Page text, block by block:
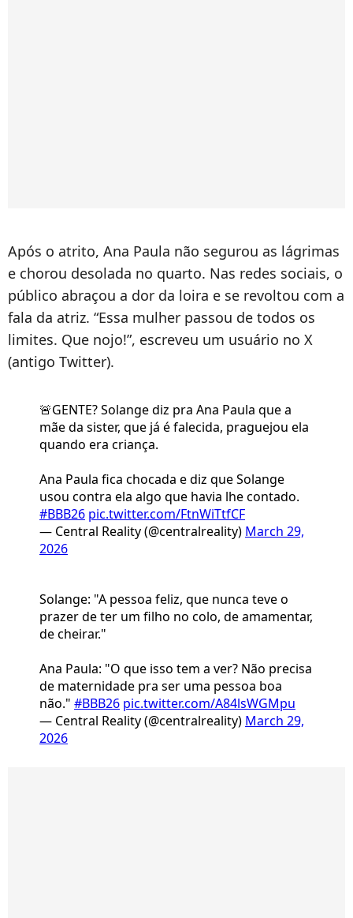
Após o atrito, Ana Paula não segurou as lágrimas
e chorou desolada no quarto. Nas redes sociais, o
público abraçou a dor da loira e se revoltou com a
fala da atriz. “Essa mulher passou de todos os
limites. Que nojo!”, escreveu um usuário no X
(antigo Twitter).
🚨GENTE? Solange diz pra Ana Paula que a
mãe da sister, que já é falecida, praguejou ela
quando era criança.
Ana Paula fica chocada e diz que Solange
usou contra ela algo que havia lhe contado.
#BBB26 pic.twitter.com/FtnWiTtfCF
— Central Reality (@centralreality) March 29,
2026
Solange: "A pessoa feliz, que nunca teve o
prazer de ter um filho no colo, de amamentar,
de cheirar."
Ana Paula: "O que isso tem a ver? Não precisa
de maternidade pra ser uma pessoa boa
não." #BBB26 pic.twitter.com/A84lsWGMpu
— Central Reality (@centralreality) March 29,
2026